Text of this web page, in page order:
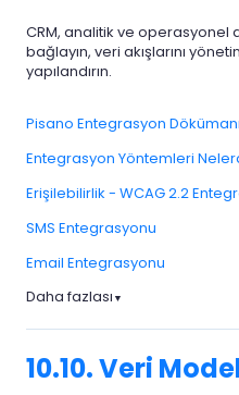
CRM, analitik ve operasyonel
bağlayın, veri akışlarını
yapılandırın.
Pisano Entegrasyon Dökümanı
Entegrasyon Yöntemleri
Erişilebilirlik - WCAG 2.2
SMS Entegrasyonu
Email Entegrasyonu
Daha fazlası ▼
10.10. Veri